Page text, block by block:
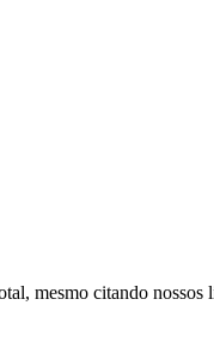
mesmo citando